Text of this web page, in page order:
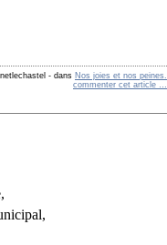
- dans Nos joies et nos peines.
commenter cet article …